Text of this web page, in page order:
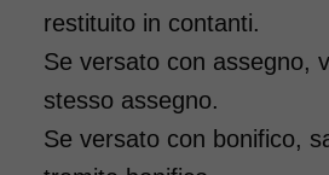
restituito in contanti.
Se versato con assegno,
stesso assegno.
Se versato con bonifico,